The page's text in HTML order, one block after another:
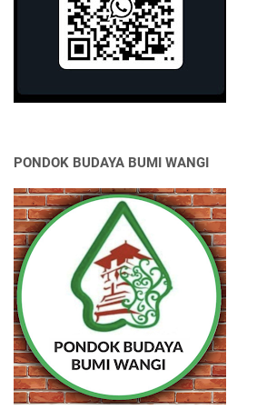
PONDOK BUDAYA BUMI WANGI